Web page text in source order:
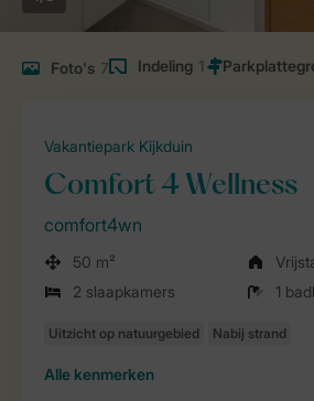
Foto's 7 Indeling 1
Vakantiepark Kijkduin
Comfort 4 Wellness
comfort4wn
50 m²
2 slaapkamers
1
Alle kenmerken